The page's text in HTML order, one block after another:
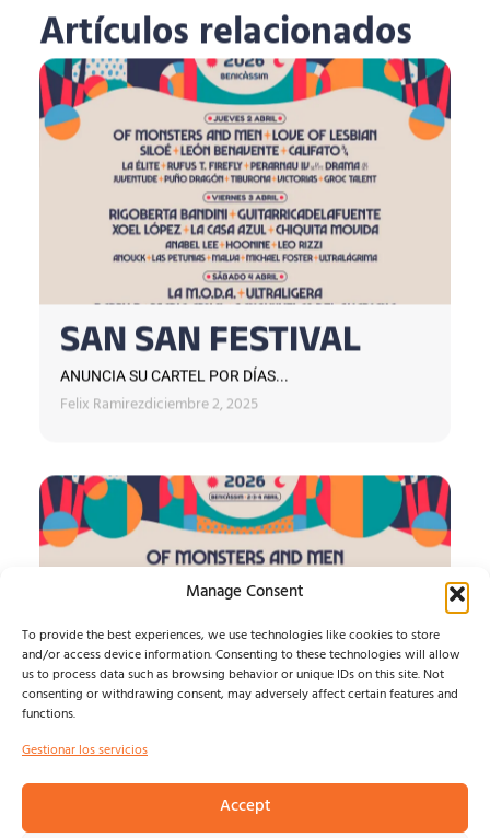
Manage Consent
To provide the best experiences, we use technologies like cookies to store
and/or access device information. Consenting to these technologies will allow
us to process data such as browsing behavior or unique IDs on this site. Not
consenting or withdrawing consent, may adversely affect certain features and
functions.
Gestionar los servicios
Accept
Artículos relacionados
SAN SAN FESTIVAL
ANUNCIA SU CARTEL POR DÍAS...
Felix Ramirezdiciembre 2, 2025
SanSan Festival 2026
septiembre 13, 2025